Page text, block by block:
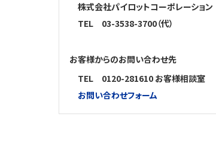
株式会社パイロットコーポレーション
TEL03-3538-3700（代）
お客様からのお問い合わせ先
TEL0120-281610 お客様相談室
お問い合わせフォーム